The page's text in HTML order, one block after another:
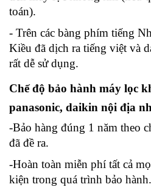
toán).
- Trên các bàng phím tiếng
Kiều đã dịch ra tiếng việt và
rất dễ sử dụng.
Chế độ bảo hành máy lọc
panasonic, daikin nội địa
-Bảo hàng đúng 1 năm theo
đã đề ra.
-Hoàn toàn miễn phí tất cả
kiện trong quá trình bảo